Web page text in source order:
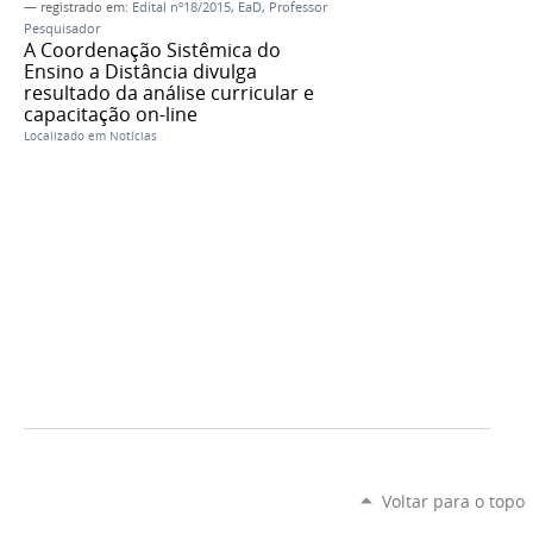
— registrado em: Edital nº18/2015, EaD, Professor
Pesquisador
A Coordenação Sistêmica do
Ensino a Distância divulga
resultado da análise curricular e
capacitação on-line
Localizado em Notícias
Voltar para o topo